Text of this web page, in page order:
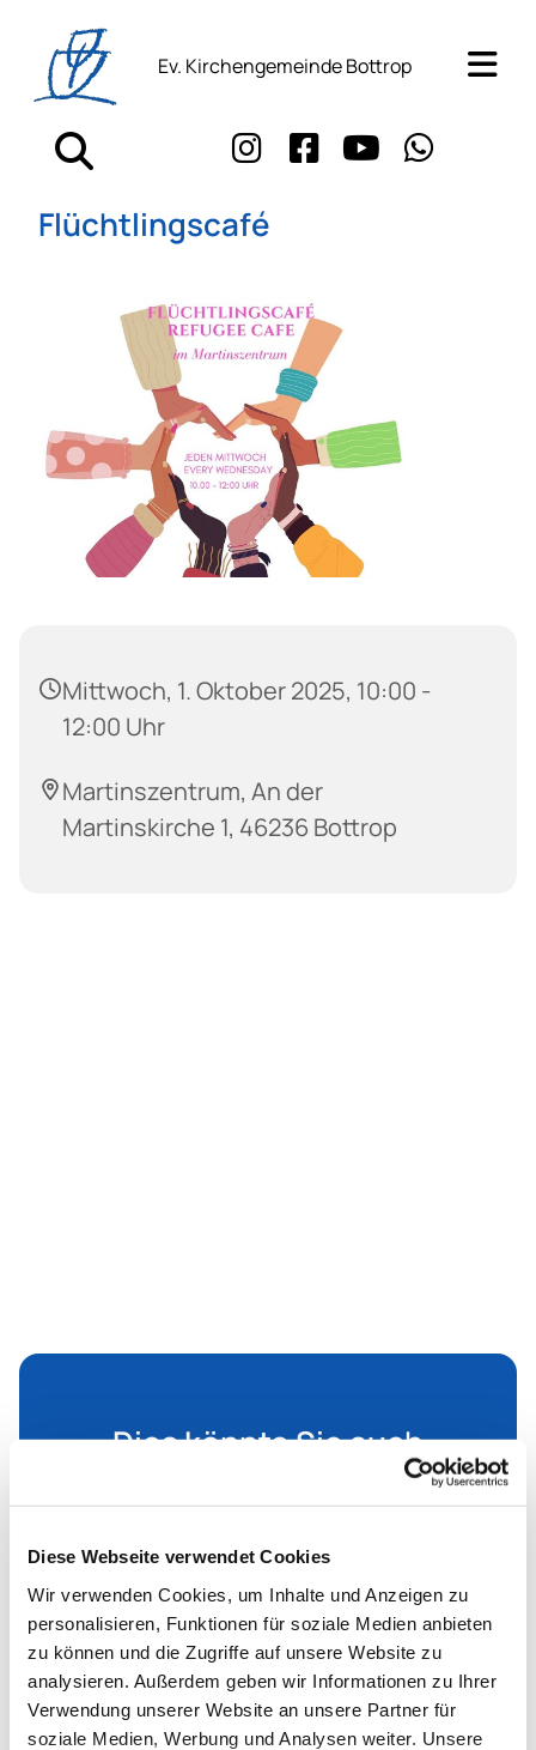
Diese Webseite verwendet Cookies
Wir verwenden Cookies, um Inhalte und Anzeigen zu
personalisieren, Funktionen für soziale Medien anbieten
zu können und die Zugriffe auf unsere Website zu
analysieren. Außerdem geben wir Informationen zu Ihrer
Verwendung unserer Website an unsere Partner für
soziale Medien, Werbung und Analysen weiter. Unsere
Ev. Kirchengemeinde Bottrop
Flüchtlingscafé
Mittwoch, 1. Oktober 2025, 10:00 -
12:00 Uhr
Martinszentrum, An der
Martinskirche 1, 46236 Bottrop
Dies könnte Sie auch